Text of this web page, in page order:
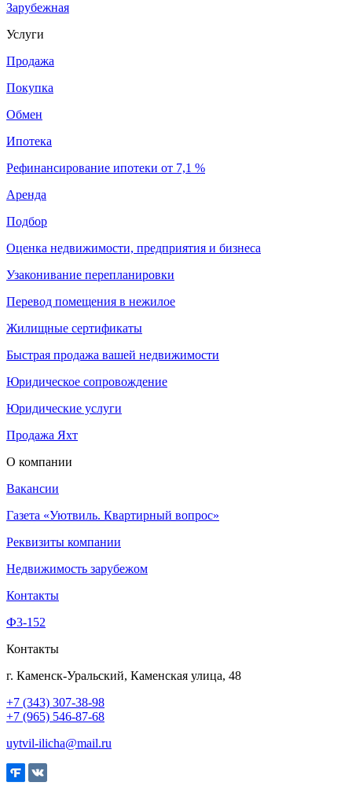
Зарубежная
Услуги
Продажа
Покупка
Обмен
Ипотека
Рефинансирование ипотеки от 7,1 %
Аренда
Подбор
Оценка недвижимости, предприятия и бизнеса
Узаконивание перепланировки
Перевод помещения в нежилое
Жилищные сертификаты
Быстрая продажа вашей недвижимости
Юридическое сопровождение
Юридические услуги
Продажа Яхт
О компании
Вакансии
Газета «Уютвиль. Квартирный вопрос»
Реквизиты компании
Недвижимость зарубежом
Контакты
Ф3-152
Контакты
г. Каменск-Уральский, Каменская улица, 48
+7 (343) 307-38-98
+7 (965) 546-87-68
uytvil-ilicha@mail.ru